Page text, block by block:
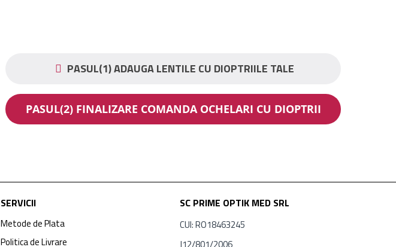
PASUL(1) ADAUGA LENTILE CU DIOPTRIILE TALE
PASUL(2) FINALIZARE COMANDA OCHELARI CU DIOPTRII
SERVICII
Metode de Plata
Politica de Livrare
SC PRIME OPTIK MED SRL
CUI: RO18463245
J12/801/2006